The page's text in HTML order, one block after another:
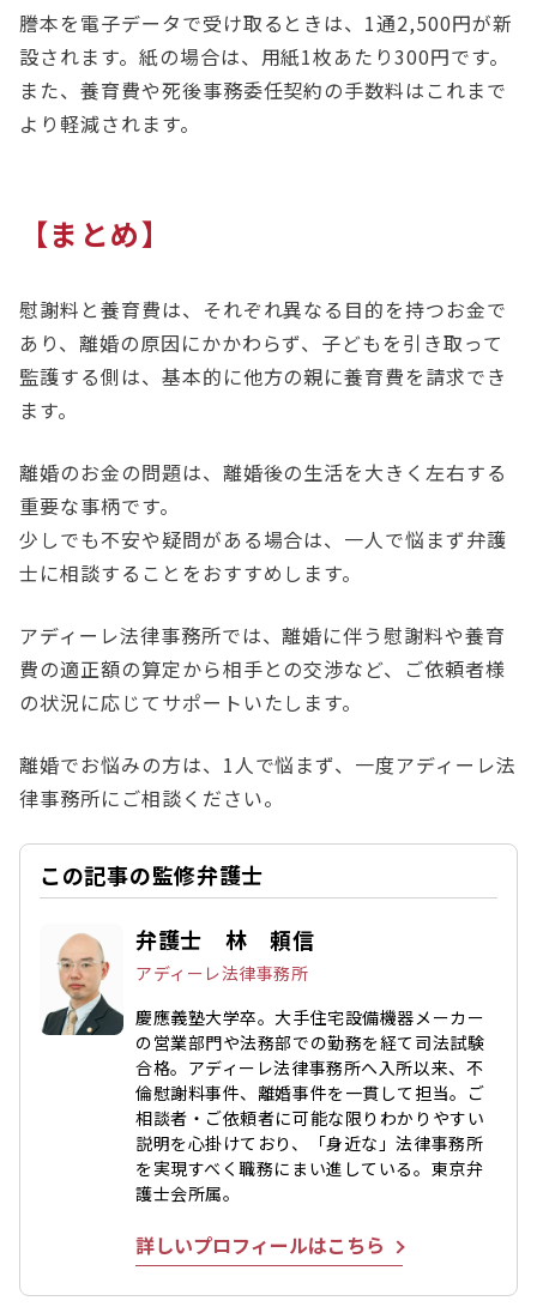
謄本を電子データで受け取るときは、1通2,500円が新
設されます。紙の場合は、用紙1枚あたり300円です。
また、養育費や死後事務委任契約の手数料はこれまで
より軽減されます。
【まとめ】
慰謝料と養育費は、それぞれ異なる目的を持つお金で
あり、離婚の原因にかかわらず、子どもを引き取って
監護する側は、基本的に他方の親に養育費を請求でき
ます。
離婚のお金の問題は、離婚後の生活を大きく左右する
重要な事柄です。
少しでも不安や疑問がある場合は、一人で悩まず弁護
士に相談することをおすすめします。
アディーレ法律事務所では、離婚に伴う慰謝料や養育
費の適正額の算定から相手との交渉など、ご依頼者様
の状況に応じてサポートいたします。
離婚でお悩みの方は、1人で悩まず、一度アディーレ法
律事務所にご相談ください。
この記事の監修弁護士
弁護士 林 頼信
アディーレ法律事務所
慶應義塾大学卒。大手住宅設備機器メーカー
の営業部門や法務部での勤務を経て司法試験
合格。アディーレ法律事務所へ入所以来、不
倫慰謝料事件、離婚事件を一貫して担当。ご
相談者・ご依頼者に可能な限りわかりやすい
説明を心掛けており、「身近な」法律事務所
を実現すべく職務にまい進している。東京弁
護士会所属。
詳しいプロフィールはこちら